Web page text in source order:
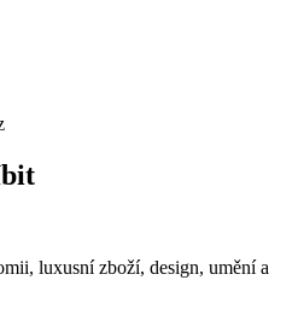
luxusní zboží, design, umění a